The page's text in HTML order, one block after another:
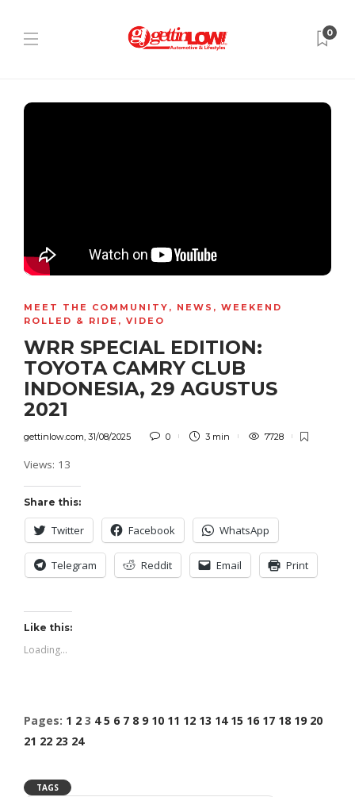
0
MEET THE COMMUNITY , NEWS , WEEKEND
ROLLED & RIDE , VIDEO
WRR SPECIAL EDITION:
TOYOTA CAMRY CLUB
INDONESIA, 29 AGUSTUS
2021
gettinlow.com, 31/08/2025 0 3 min 7728
Views: 13
Share this:
Twitter Facebook WhatsApp
Telegram Reddit Email Print
Like this:
Loading...
Pages: 1 2 3 4 5 6 7 8 9 10 11 12 13 14 15 16 17 18 19 20
21 22 23 24
TAGS